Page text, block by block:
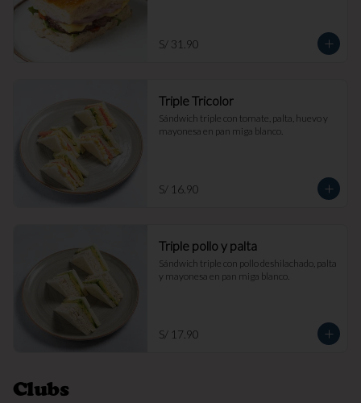
S/ 31.90
Triple Tricolor
Sándwich triple con tomate, palta, huevo y
mayonesa en pan miga blanco.
S/ 16.90
Triple pollo y palta
Sándwich triple con pollo deshilachado, palta
y mayonesa en pan miga blanco.
S/ 17.90
Clubs